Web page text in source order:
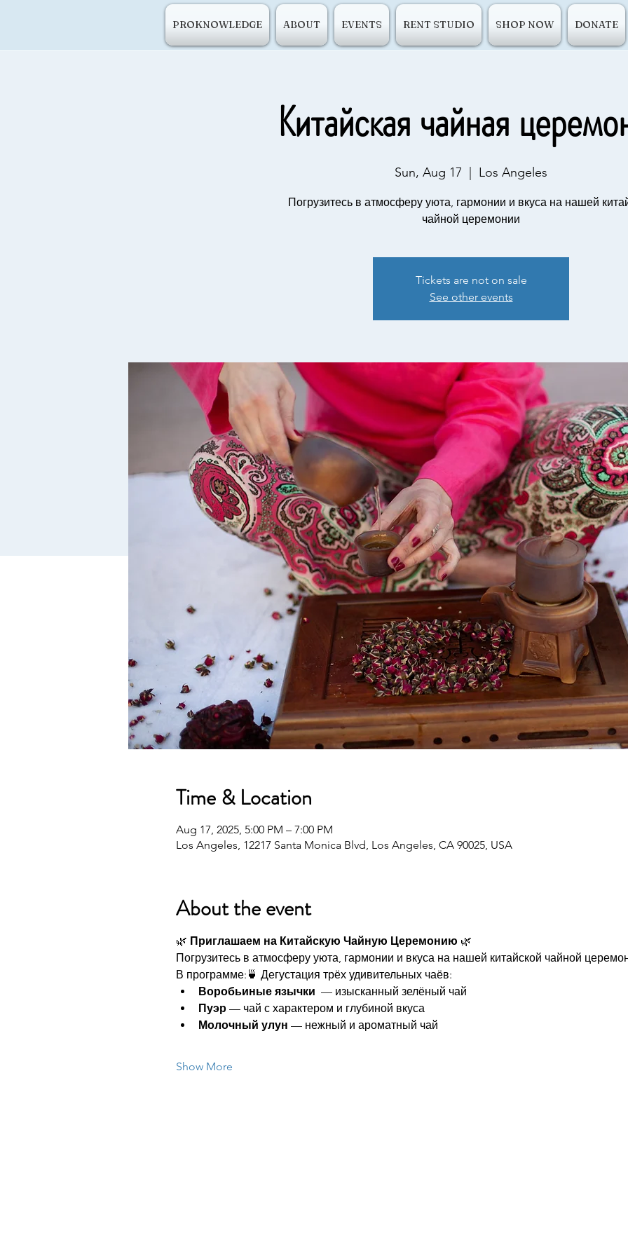
PROKNOWLEDGE ABOUT EVENTS RENT STUDIO SHOP NOW DONATE
Китайская чайная
Sun, Aug 17
  |
Los Angeles
Погрузитесь в атмосферу уюта, гармонии и вкуса на нашей
чайной церемонии
Tickets are not on sale
See other events
Time & Location
Aug 17, 2025, 5:00 PM – 7:00 PM
Los Angeles, 12217 Santa Monica Blvd, Los Angeles, CA 90025, USA
About the event
🌿 Приглашаем на Китайскую Чайную Церемонию 🌿
Погрузитесь в атмосферу уюта, гармонии и вкуса на нашей китайской чайной
В программе:🍵 Дегустация трёх удивительных чаёв:
Воробьиные язычки — изысканный зелёный чай
Пуэр — чай с характером и глубиной вкуса
Молочный улун — нежный и ароматный чай
Show More